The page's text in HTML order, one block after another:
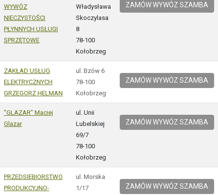
WYWÓZ
NIECZYSTOŚCI
PŁYNNYCH USŁUGI
SPRZĘTOWE
Władysława
Skoczylasa
8
78-100
Kołobrzeg
ZAMÓW WYWÓZ SZAMBA
ZAKŁAD USŁUG
ELEKTRYCZNYCH
GRZEGORZ HELMAN
ul. Bzów 6
78-100
Kołobrzeg
ZAMÓW WYWÓZ SZAMBA
"GLAZAR" Maciej
Glazar
ul. Unii
Lubelskiej
69/7
78-100
Kołobrzeg
ZAMÓW WYWÓZ SZAMBA
PRZEDSIĘBIORSTWO
PRODUKCYJNO-
ul. Morska
1/17
ZAMÓW WYWÓZ SZAMBA